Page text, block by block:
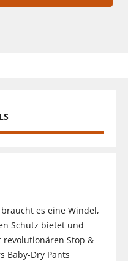
es eine Windel,
Schutz bietet und
Stop &
Baby-Dry Pants